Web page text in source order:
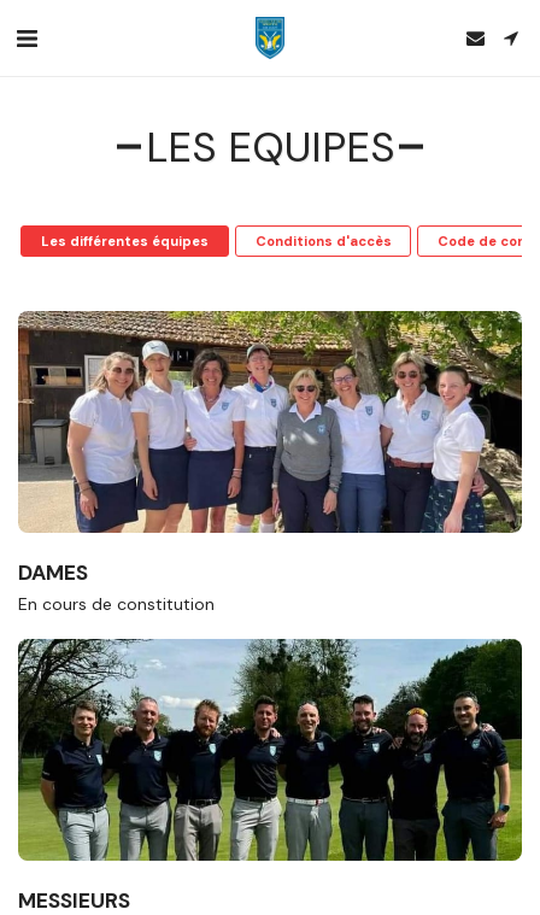
LES EQUIPES
Les différentes équipes Conditions d'accès Code de
DAMES
En cours de constitution
MESSIEURS